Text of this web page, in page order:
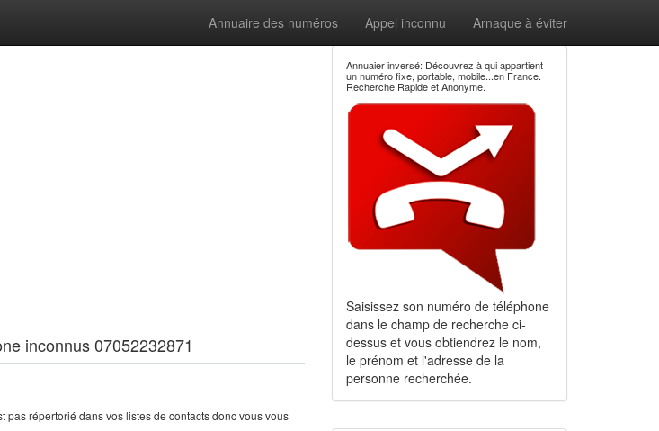
Annuaire des numéros Appel inconnu Arnaque à éviter
inconnus 07052232871
répertorié dans vos listes de contacts donc vous vous
Annuaier inversé: Découvrez à qui appartient
un numéro fixe, portable, mobile...en France.
Recherche Rapide et Anonyme.
Saisissez son numéro de téléphone
dans le champ de recherche ci-
dessus et vous obtiendrez le nom,
le prénom et l'adresse de la
personne recherchée.